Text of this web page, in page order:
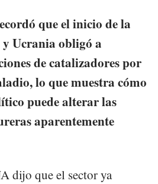
que el inicio de la
Ucrania obligó a
de catalizadores por
lo que muestra cómo
puede alterar las
aparentemente
dijo que el sector ya